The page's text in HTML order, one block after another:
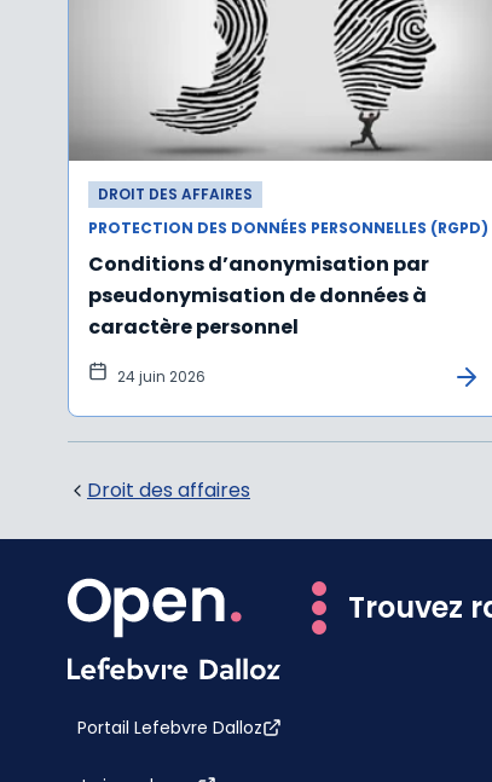
DROIT DES AFFAIRES
PROTECTION DES DONNÉES PERSONNELLES (RGPD)
Conditions d’anonymisation par
pseudonymisation de données à
caractère personnel
24 juin 2026
Droit des affaires
Trouvez
Portail Lefebvre Dalloz